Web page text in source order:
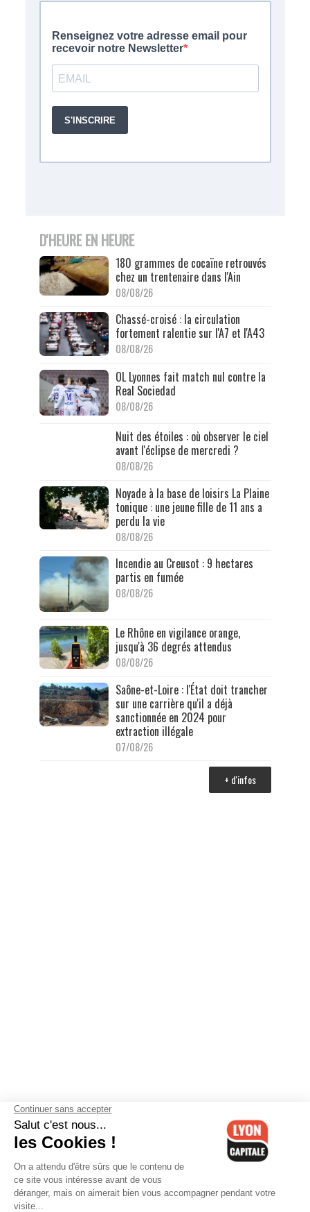
D'HEURE EN HEURE
180 grammes de cocaïne retrouvés
chez un trentenaire dans l'Ain
08/08/26
Chassé-croisé : la circulation
fortement ralentie sur l'A7 et l'A43
08/08/26
OL Lyonnes fait match nul contre la
Real Sociedad
08/08/26
Nuit des étoiles : où observer le ciel
avant l'éclipse de mercredi ?
08/08/26
Noyade à la base de loisirs La Plaine
tonique : une jeune fille de 11 ans a
perdu la vie
08/08/26
Incendie au Creusot : 9 hectares
partis en fumée
08/08/26
Le Rhône en vigilance orange,
jusqu'à 36 degrés attendus
08/08/26
Saône-et-Loire : l'État doit trancher
sur une carrière qu'il a déjà
sanctionnée en 2024 pour
extraction illégale
07/08/26
+ d'infos